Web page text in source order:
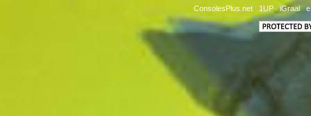
AFTER BURNER
SPACE HARRIER
ConsolesPlus.net 1UP iGraal